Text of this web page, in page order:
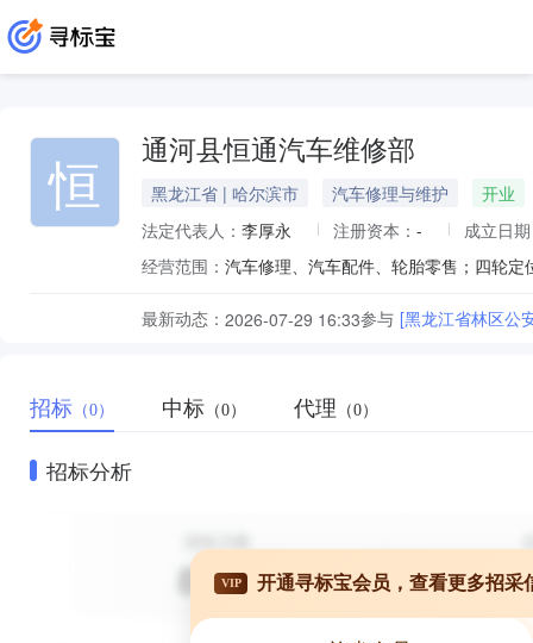
恒 通河县恒通汽车维修部
黑龙江省 | 哈尔滨市 汽车修理与维护
开业
法定代表人： 李厚永 注册资本： -
成立日
经营范围： 汽车修理、汽车配件、轮胎零售；四轮定
最新动态： 2026-07-29 16:33参与 [黑龙江省林区公
招标 （0） 中标 （0） 代理 （0）
招标分析
VIP 开通寻标宝会员，查看更多招采